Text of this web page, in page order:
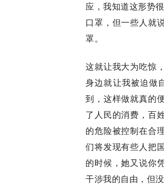
应，我知道这形势
口罩，但一些人就
罩。
这就让我大为吃惊
身边就让我被迫做
到，这样做就真的
了人民的消费，百
的危险被控制在合
们将发现有些人把
的时候，她又说你
干涉我的自由，但